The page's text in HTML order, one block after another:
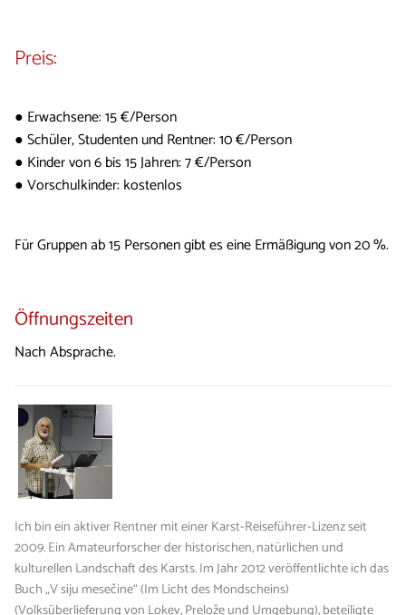
Preis:
● Erwachsene: 15 €/Person
● Schüler, Studenten und Rentner: 10 €/Person
● Kinder von 6 bis 15 Jahren: 7 €/Person
● Vorschulkinder: kostenlos
Für Gruppen ab 15 Personen gibt es eine Ermäßigung von 20 %.
Öffnungszeiten
Nach Absprache.
Ich bin ein aktiver Rentner mit einer Karst-Reiseführer-Lizenz seit
2009. Ein Amateurforscher der historischen, natürlichen und
kulturellen Landschaft des Karsts. Im Jahr 2012 veröffentlichte ich das
Buch „V siju mesečine“ (Im Licht des Mondscheins)